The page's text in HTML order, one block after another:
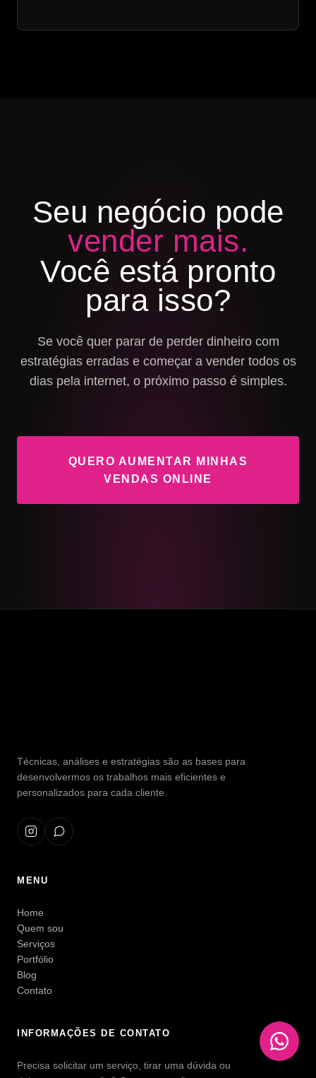
Seu negócio pode
vender mais.
Você está pronto
para isso?
Se você quer parar de perder dinheiro com
estratégias erradas e começar a vender todos os
dias pela internet, o próximo passo é simples.
QUERO AUMENTAR MINHAS
VENDAS ONLINE
Técnicas, análises e estratégias são as bases para
desenvolvermos os trabalhos mais eficientes e
personalizados para cada cliente.
MENU
Home
Quem sou
Serviços
Portfólio
Blog
Contato
INFORMAÇÕES DE CONTATO
Precisa solicitar um serviço, tirar uma dúvida ou